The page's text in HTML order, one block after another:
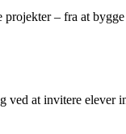
– fra at
at invitere elever